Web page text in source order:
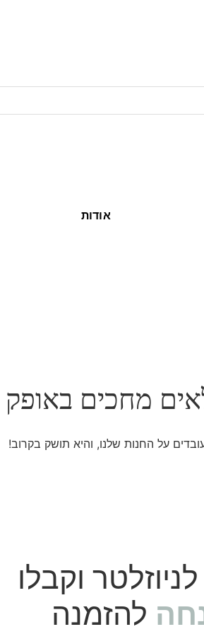
אודות
מחכים באופק
על החנות שלנו, והיא תושק בקרוב!
וקבלו
להזמנה